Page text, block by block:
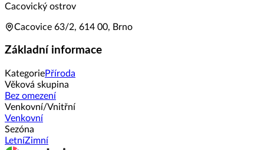
Cacovický ostrov
Cacovice 63/2, 614 00, Brno
Základní informace
KategoriePříroda
Věková skupina
Bez omezení
Venkovní/Vnitřní
Venkovní
Sezóna
LetníZimní